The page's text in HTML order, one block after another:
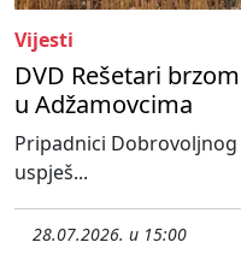
Vijesti
DVD Rešetari
u Adžamovcima
Pripadnici
uspješ...
28.07.2026. u 15:00